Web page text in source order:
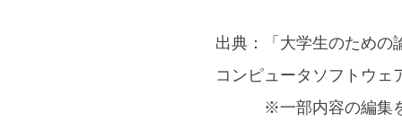
出典：「大学生のための
コンピュータソフトウェ
※一部内容の編集を